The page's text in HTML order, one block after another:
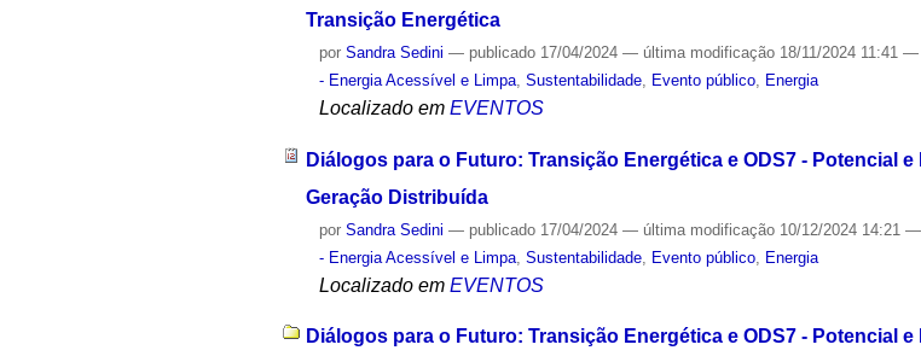
Transição Energética
porSandra Sedini — publicado 17/04/2024— última modificação 18/11/2024 11:41—
- Energia Acessível e Limpa ,Sustentabilidade Evento público Energia
Localizado em EVENTOS
Diálogos para o Futuro: Transição Energética e ODS7 - Potencial
Geração Distribuída
porSandra Sedini — publicado 17/04/2024— última modificação 10/12/2024 14:21—
- Energia Acessível e Limpa ,Sustentabilidade Evento público Energia
Localizado em EVENTOS
Diálogos para o Futuro: Transição Energética e ODS7 - Potencial